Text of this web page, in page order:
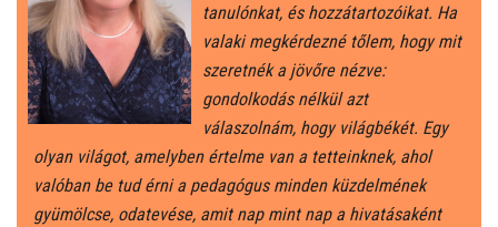
SZÜLŐKNEK
PEDAGÓGUSOK ELÉRHETŐSÉGE
ÉTKEZÉS
tanulónkat, és hozzátartozóikat. Ha
valaki megkérdezné tőlem, hogy mit
szeretnék a jövőre nézve:
gondolkodás nélkül azt
válaszolnám, hogy világbékét. Egy
olyan világot, amelyben értelme van a tetteinknek, ahol
valóban be tud érni a pedagógus minden küzdelmének
gyümölcse, odatevése, amit nap mint nap a hivatásaként